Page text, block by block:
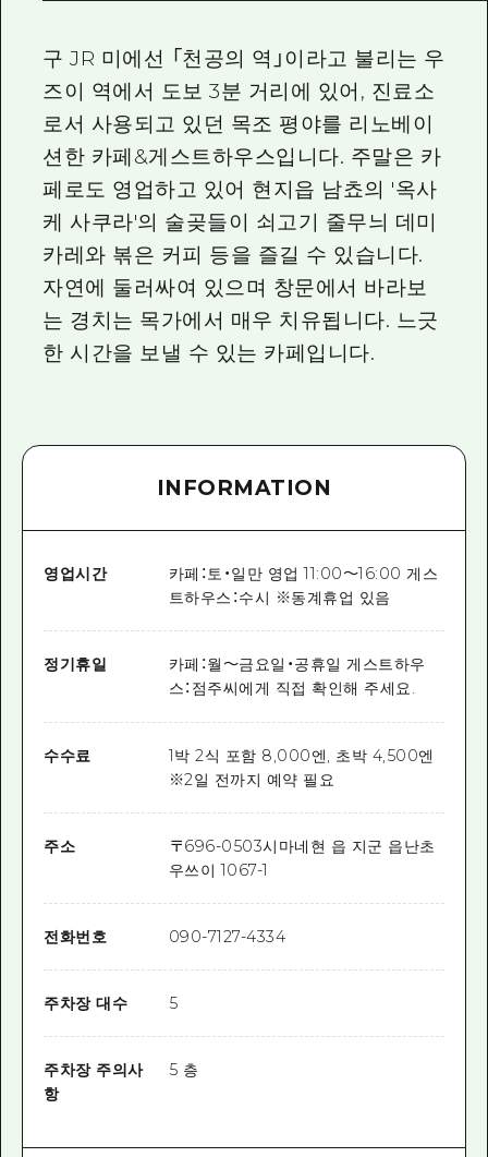
구 JR 미에선 「천공의 역」이라고 불리는 우
즈이 역에서 도보 3분 거리에 있어, 진료소
로서 사용되고 있던 목조 평야를 리노베이
션한 카페&게스트하우스입니다. 주말은 카
페로도 영업하고 있어 현지읍 남쵸의 '옥사
케 사쿠라'의 술곶들이 쇠고기 줄무늬 데미
카레와 볶은 커피 등을 즐길 수 있습니다.
자연에 둘러싸여 있으며 창문에서 바라보
는 경치는 목가에서 매우 치유됩니다. 느긋
한 시간을 보낼 수 있는 카페입니다.
INFORMATION
영업시간
카페：토・일만 영업 11:00～16:00 게스
트하우스：수시 ※동계휴업 있음
정기휴일
카페：월～금요일・공휴일 게스트하우
스：점주씨에게 직접 확인해 주세요.
수수료
1박 2식 포함 8,000엔, 초박 4,500엔
※2일 전까지 예약 필요
주소 〒696-0503시마네현 읍 지군 읍난초
우쓰이 1067-1
전화번호 090-7127-4334
주차장 대수 5
주차장 주의사
항
5 층